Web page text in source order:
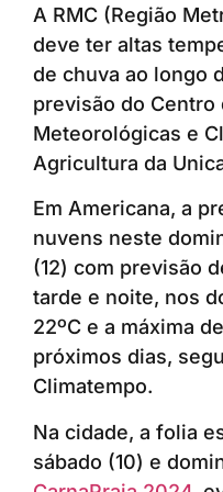
A RMC (Região
deve ter altas
de chuva ao longo
previsão do Centro
Meteorológicas e
Agricultura da
Em Americana, a
nuvens neste
(12) com previsão
tarde e noite, nos
22ºC e a máxima
próximos dias,
Climatempo.
Na cidade, a folia
sábado (10) e